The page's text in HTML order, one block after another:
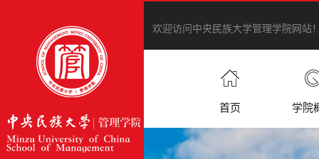
欢迎访问中央民族大学管理学院网站
首页 学院